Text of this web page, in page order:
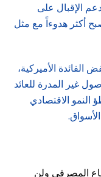
الإقبال على
أكثر هدوءاً مع مثل
الفائدة الأميركية،
غير المدرة للعائد
النمو الاقتصادي
المصرفي ولن